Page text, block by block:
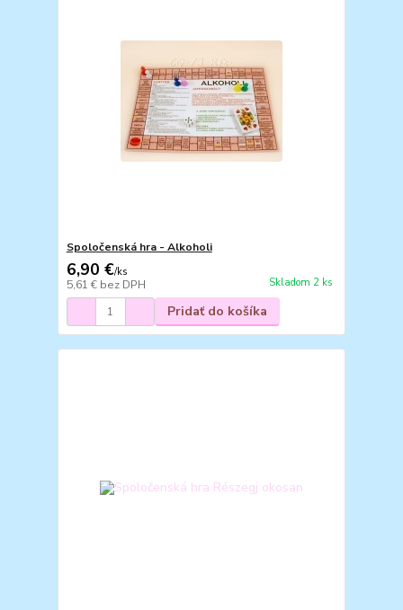
Spoločenská hra - Alkoholi
6,90 €/ks
5,61 € bez DPH Skladom 2 ks
Pridať do košíka